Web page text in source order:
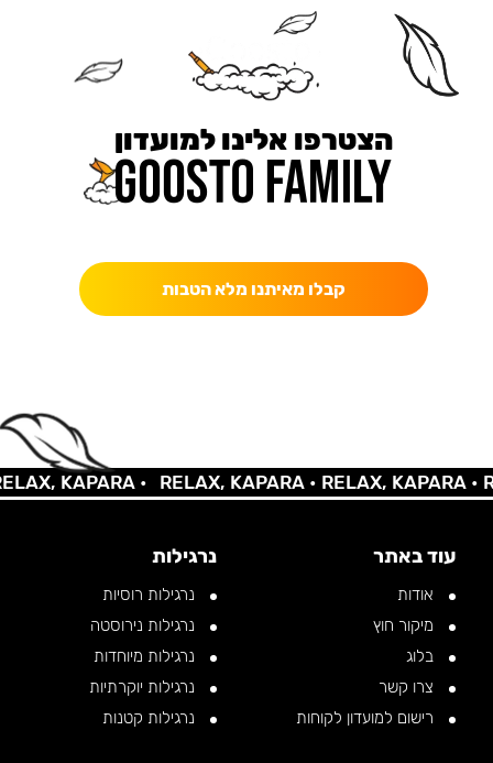
הצטרפו אלינו למועדון
קבלו מאיתנו מלא הטבות
KAPARA • RELAX, KAPARA •RELAX, KAPARA •
עוד באתר
אודות
מיקור חוץ
בלוג
צרו קשר
רישום למועדון לקוחות
נרגילות
נרגילות רוסיות
נרגילות נירוסטה
נרגילות מיוחדות
נרגילות יוקרתיות
נרגילות קטנות